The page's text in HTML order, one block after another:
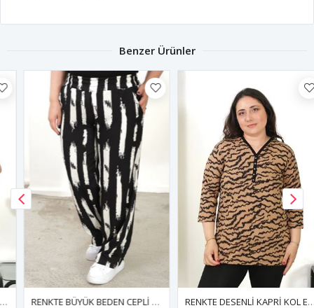
Benzer Ürünler
RENKTE BÜYÜK BEDEN CEPLİ BELİ LASTİKLİ BOL PAÇA PANTALON RENKTE DESENLİ KAPRİ KOL ESNEK PENYE BLUZ